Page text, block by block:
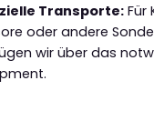
Transporte:Für
oder andere
wir über das